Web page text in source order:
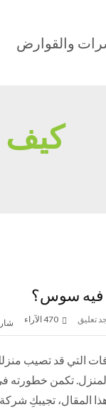
فيه سوس؟
تعليق الآراء
قد تصيب
تكمن
المقال، تجيبكِ شركة